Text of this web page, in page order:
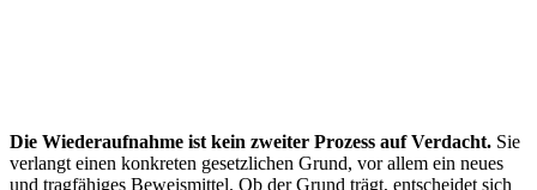
Die Wiederaufnahme ist kein zweiter Prozess auf Verdacht. Sie
verlangt einen konkreten gesetzlichen Grund, vor allem ein neues
und tragfähiges Beweismittel. Ob der Grund trägt, entscheidet sich